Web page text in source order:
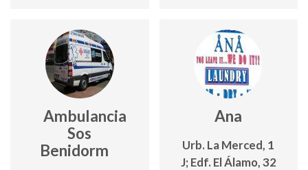
Ambulancia
Sos
Benidorm
Ana
Urb. La Merced, 1
J; Edf. El Álamo, 32